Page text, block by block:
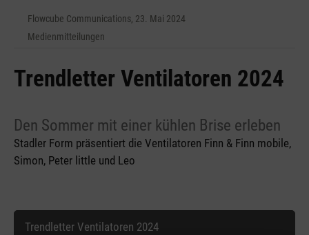
Flowcube Communications, 23. Mai 2024
Medienmitteilungen
Trendletter Ventilatoren 2024
Den Sommer mit einer kühlen Brise erleben
Stadler Form präsentiert die Ventilatoren Finn & Finn mobile,
Simon, Peter little und Leo
Trendletter Ventilatoren 2024